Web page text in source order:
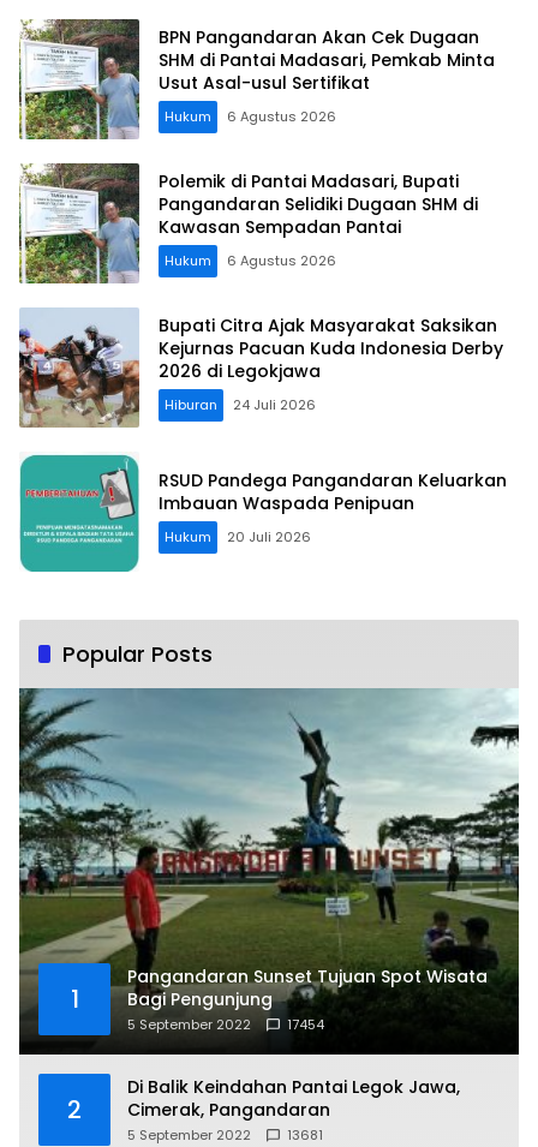
BPN Pangandaran Akan Cek Dugaan
SHM di Pantai Madasari, Pemkab Minta
Usut Asal-usul Sertifikat
Hukum 6 Agustus 2026
Polemik di Pantai Madasari, Bupati
Pangandaran Selidiki Dugaan SHM di
Kawasan Sempadan Pantai
Hukum 6 Agustus 2026
Bupati Citra Ajak Masyarakat Saksikan
Kejurnas Pacuan Kuda Indonesia Derby
2026 di Legokjawa
Hiburan 24 Juli 2026
RSUD Pandega Pangandaran Keluarkan
Imbauan Waspada Penipuan
Hukum 20 Juli 2026
Popular Posts
1
Pangandaran Sunset Tujuan Spot Wisata
Bagi Pengunjung
5 September 2022 17454
2
Di Balik Keindahan Pantai Legok Jawa,
Cimerak, Pangandaran
5 September 2022 13681